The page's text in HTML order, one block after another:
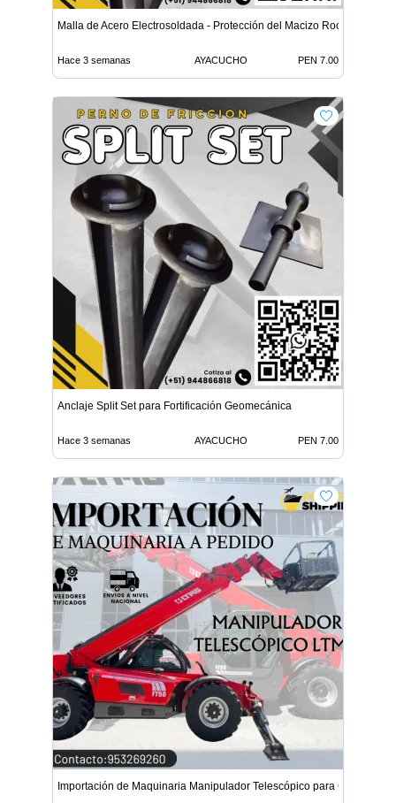
Malla de Acero Electrosoldada - Protección del Macizo Rocoso
Hace 3 semanas AYACUCHO PEN 7.00
Anclaje Split Set para Fortificación Geomecánica
Hace 3 semanas AYACUCHO PEN 7.00
Importación de Maquinaria Manipulador Telescópico para Con